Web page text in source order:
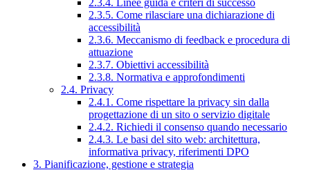
2.3.4. Linee guida e criteri di successo
2.3.5. Come rilasciare una dichiarazione di
accessibilità
2.3.6. Meccanismo di feedback e procedura di
attuazione
2.3.7. Obiettivi accessibilità
2.3.8. Normativa e approfondimenti
2.4. Privacy
2.4.1. Come rispettare la privacy sin dalla
progettazione di un sito o servizio digitale
2.4.2. Richiedi il consenso quando necessario
2.4.3. Le basi del sito web: architettura,
informativa privacy, riferimenti DPO
3. Pianificazione, gestione e strategia